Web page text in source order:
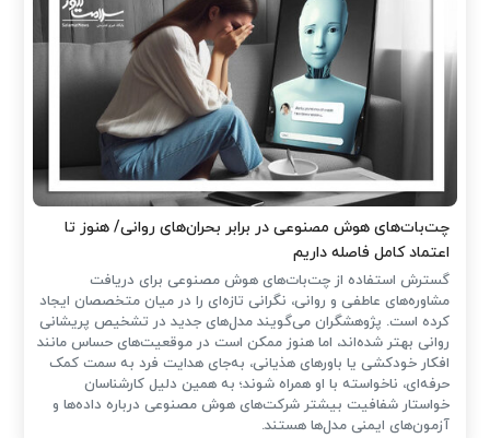
چت‌بات‌های هوش مصنوعی در برابر بحران‌های روانی/ هنوز تا
اعتماد کامل فاصله داریم
گسترش استفاده از چت‌بات‌های هوش مصنوعی برای دریافت
مشاوره‌های عاطفی و روانی، نگرانی تازه‌ای را در میان متخصصان ایجاد
کرده است. پژوهشگران می‌گویند مدل‌های جدید در تشخیص پریشانی
روانی بهتر شده‌اند، اما هنوز ممکن است در موقعیت‌های حساس مانند
افکار خودکشی یا باورهای هذیانی، به‌جای هدایت فرد به سمت کمک
حرفه‌ای، ناخواسته با او همراه شوند؛ به همین دلیل کارشناسان
خواستار شفافیت بیشتر شرکت‌های هوش مصنوعی درباره داده‌ها و
آزمون‌های ایمنی مدل‌ها هستند.